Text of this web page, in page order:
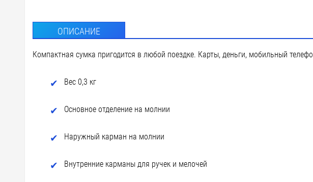
ОПИСАНИЕ
Компактная сумка пригодится в любой поездке. Карты, деньги, мобильный
Вес 0,3 кг
Основное отделение на молнии
Наружный карман на молнии
Внутренние карманы для ручек и мелочей